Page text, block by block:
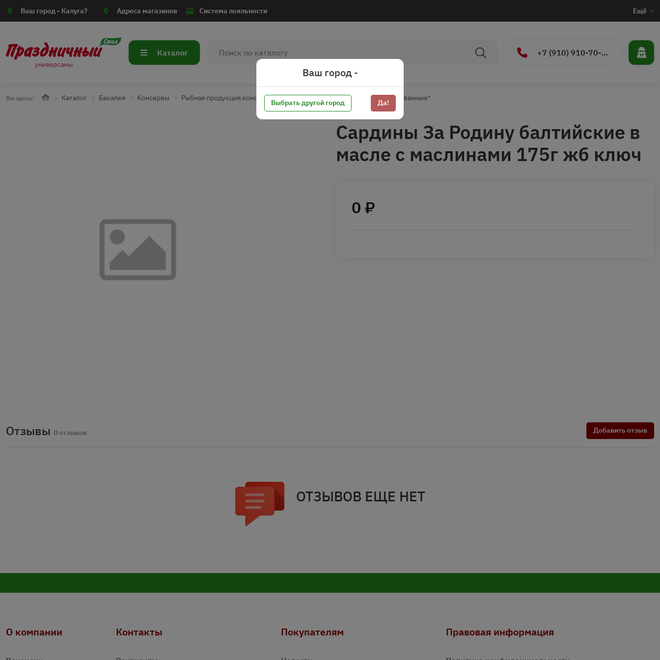
Ваш город - Калуга? Адреса магазинов Система лояльности Ещё
Каталог +7 (910) 910-70-15
Вы здесь: Каталог Бакалея Консервы Рыбная продукция консервированная Морепродукты консервированные*
Сардины За Родину балтийские в
масле с маслинами 175г жб ключ
0 ₽
Отзывы 0 отзывов Добавить отзыв
ОТЗЫВОВ ЕЩЕ НЕТ
О компании Контакты Покупателям Правовая информация
Ваш город -
Выбрать другой город Да!